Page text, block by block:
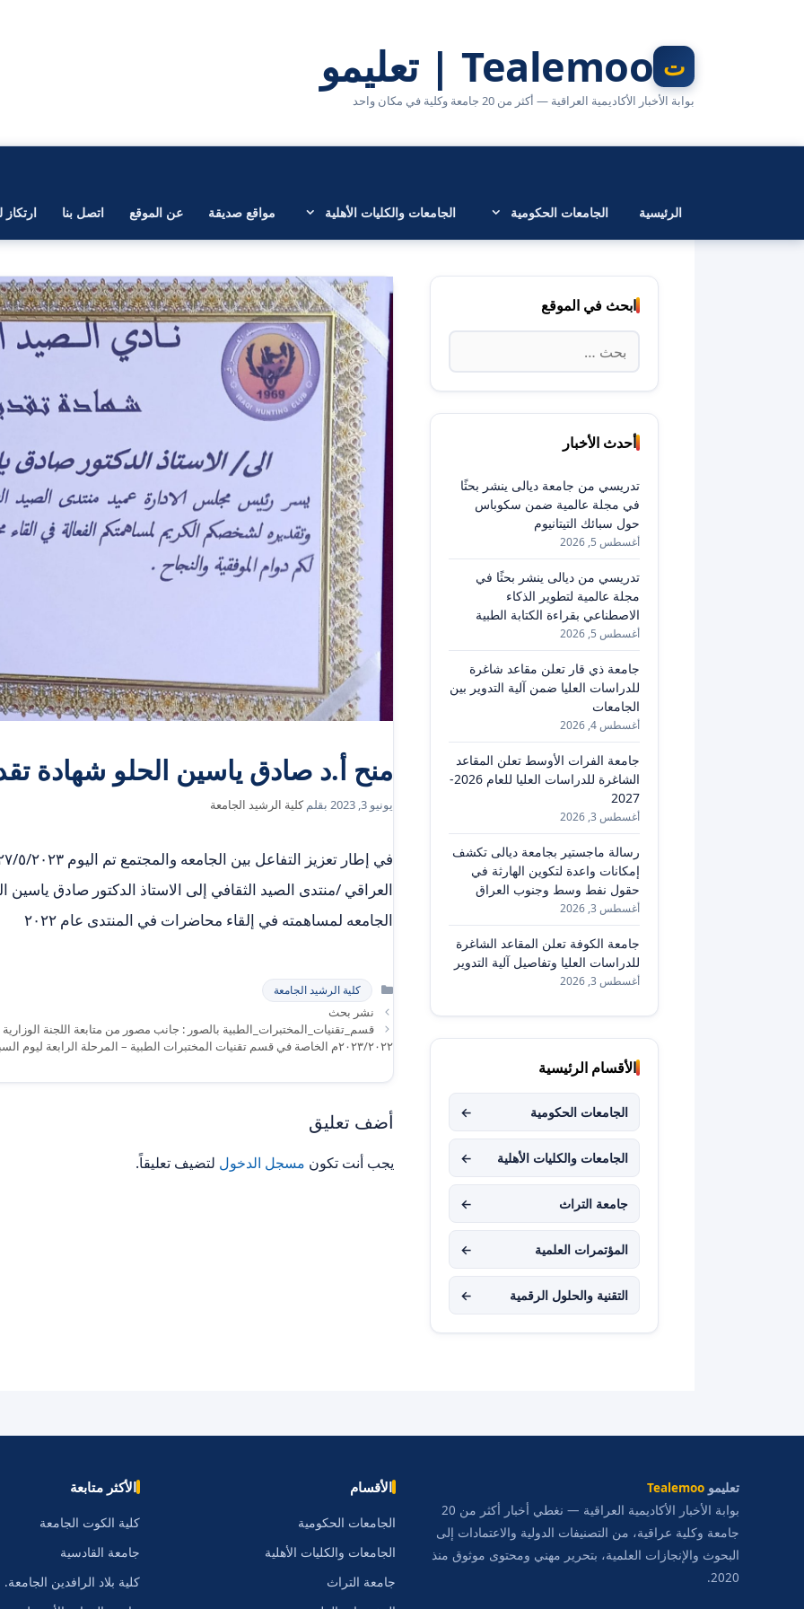
Tealemoo | تعليمو
بوابة الأخبار الأكاديمية العراقية — أكثر من 20 جامعة وكلية في مكان واحد
الرئيسية الجامعات الحكومية الجامعات والكليات الأهلية مواقع صديقة عن الموقع اتصل بنا ارتكاز
منح أ.د صادق ياسين الحلو شهادة
يونيو 3, 2023 بقلمكلية الرشيد الجامعة
العراقي /منتدى الصيد الثقافي إلى الاستاذ الدكتور صادق
الجامعه لمساهمته في إلقاء محاضرات في المنتدى عام ٢٠٢٢
التصنيفات
كلية الرشيد الجامعة
نشر بحث
قسم_تقنيات_المختبرات_الطبية بالصور : جانب مصور من متابعة اللجنة الوزارية
٢٠٢٣/٢٠٢٢م الخاصة في قسم تقنيات المختبرات الطبية – المرحلة الرابعة ليوم السبت الموافق ٢٠٢٣/٦/٣م . ومن الله التوفيق .
أضف تعليق
يجب أنت تكون مسجل الدخول لتضيف تعليقاً.
ابحث في الموقع
البحث
عن:
أحدث الأخبار
تدريسي من جامعة ديالى ينشر بحثًا
في مجلة عالمية ضمن سكوباس
حول سبائك التيتانيوم
أغسطس 5, 2026
تدريسي من ديالى ينشر بحثًا في
مجلة عالمية لتطوير الذكاء
الاصطناعي بقراءة الكتابة الطبية
أغسطس 5, 2026
جامعة ذي قار تعلن مقاعد شاغرة
للدراسات العليا ضمن آلية التدوير بين
الجامعات
أغسطس 4, 2026
جامعة الفرات الأوسط تعلن المقاعد
الشاغرة للدراسات العليا للعام 2026-
2027
أغسطس 3, 2026
رسالة ماجستير بجامعة ديالى تكشف
إمكانات واعدة لتكوين الهارثة في
حقول نفط وسط وجنوب العراق
أغسطس 3, 2026
جامعة الكوفة تعلن المقاعد الشاغرة
للدراسات العليا وتفاصيل آلية التدوير
أغسطس 3, 2026
الأقسام الرئيسية
الجامعات الحكومية ←
الجامعات والكليات الأهلية ←
جامعة التراث ←
المؤتمرات العلمية ←
التقنية والحلول الرقمية ←
تعليمو Tealemoo
بوابة الأخبار الأكاديمية العراقية — نغطي أخبار أكثر من 20
جامعة وكلية عراقية، من التصنيفات الدولية والاعتمادات إلى
البحوث والإنجازات العلمية، بتحرير مهني ومحتوى موثوق منذ
2020.
الأقسام
الجامعات الحكومية
الجامعات والكليات الأهلية
جامعة التراث
الأكثر متابعة
كلية الكوت الجامعة
جامعة القادسية
كلية بلاد الرافدين الجامعة.